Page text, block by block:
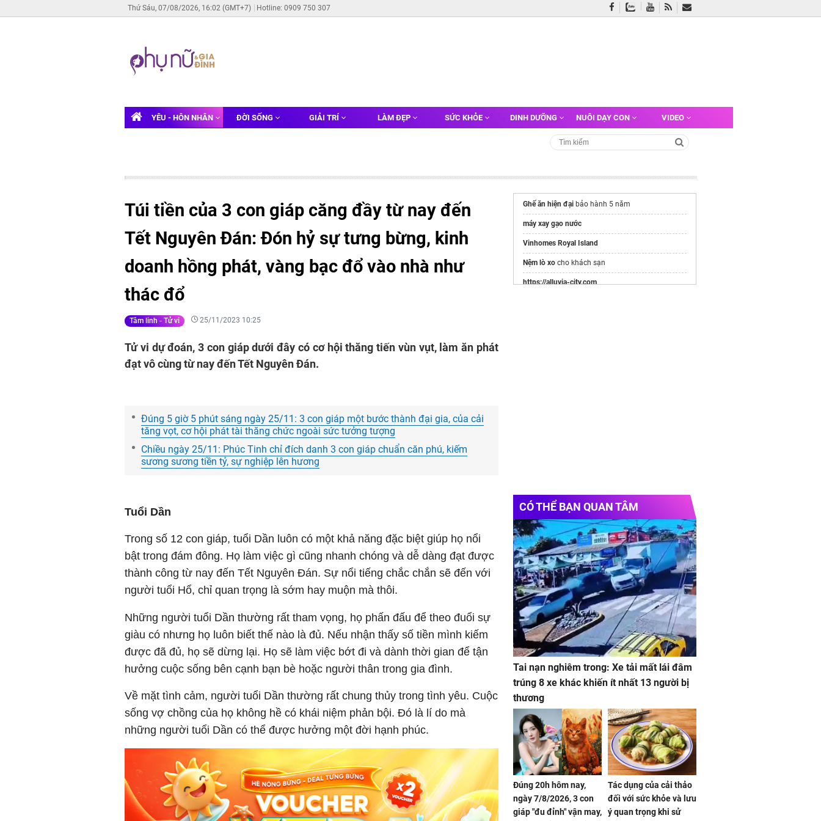
Thứ Sáu, 07/08/2026, 16:02 (GMT+7) Hotline: 0909 750 307
YÊU - HÔN NHÂN ĐỜI SỐNG GIẢI TRÍ LÀM ĐẸP SỨC KHỎE DINH DƯỠNG NUÔI DẠY CON VIDEO
Túi tiền của 3 con giáp căng đầy từ nay đến
Tết Nguyên Đán: Đón hỷ sự tưng bừng, kinh
doanh hồng phát, vàng bạc đổ vào nhà như
thác đổ
Tâm linh - Tử vi 25/11/2023 10:25
Tử vi dự đoán, 3 con giáp dưới đây có cơ hội thăng tiến vùn vụt, làm ăn phát
đạt vô cùng từ nay đến Tết Nguyên Đán.
Đúng 5 giờ 5 phút sáng ngày 25/11: 3 con giáp một bước thành đại gia, của cải
tăng vọt, cơ hội phát tài thăng chức ngoài sức tưởng tượng
Chiều ngày 25/11: Phúc Tinh chỉ đích danh 3 con giáp chuẩn căn phú, kiếm
sương sương tiền tỷ, sự nghiệp lên hương
Tuổi Dần
Trong số 12 con giáp, tuổi Dần luôn có một khả năng đặc biệt giúp họ nổi
bật trong đám đông. Họ làm việc gì cũng nhanh chóng và dễ dàng đạt được
thành công từ nay đến Tết Nguyên Đán. Sự nổi tiếng chắc chắn sẽ đến với
người tuổi Hổ, chỉ quan trọng là sớm hay muộn mà thôi.
Những người tuổi Dần thường rất tham vọng, họ phấn đấu để theo đuổi sự
giàu có nhưng họ luôn biết thế nào là đủ. Nếu nhận thấy số tiền mình kiếm
được đã đủ, họ sẽ dừng lại. Họ sẽ làm việc bớt đi và dành thời gian để tận
hưởng cuộc sống bên cạnh bạn bè hoặc người thân trong gia đình.
Về mặt tình cảm, người tuổi Dần thường rất chung thủy trong tình yêu. Cuộc
sống vợ chồng của họ không hề có khái niệm phản bội. Đó là lí do mà
những người tuổi Dần có thể được hưởng một đời hạnh phúc.
Ghế ăn hiện đại bảo hành 5 năm
máy xay gạo nước
Vinhomes Royal Island
Nệm lò xo cho khách sạn
https://alluvia-city.com
CÓ THỂ BẠN QUAN TÂM
Tai nạn nghiêm trong: Xe tải mất lái đâm
trúng 8 xe khác khiến ít nhất 13 người bị
thương
Đúng 20h hôm nay,
ngày 7/8/2026, 3 con
giáp "đu đỉnh" vận may,
Tác dụng của cải thảo
đối với sức khỏe và lưu
ý quan trọng khi sử